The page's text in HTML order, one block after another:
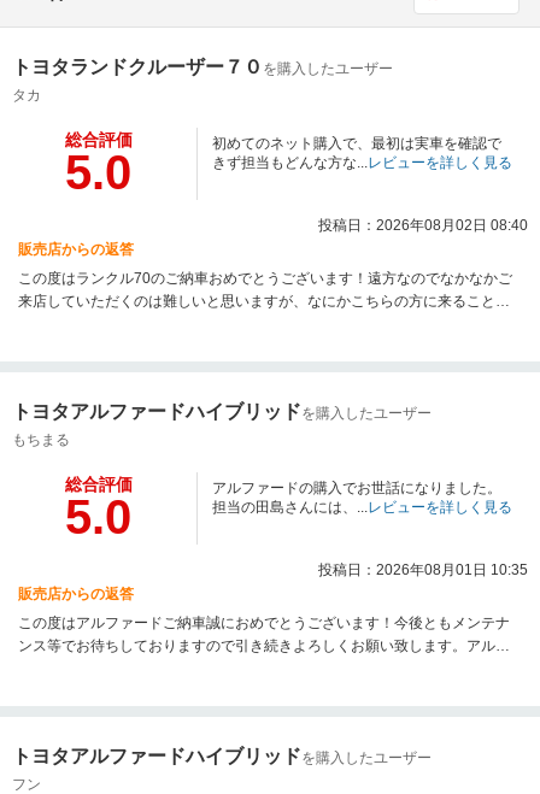
トヨタランドクルーザー７０ を購入したユーザー
タカ
総合評価
5.0
初めてのネット購入で、最初は実車を確認で
きず担当もどんな方な...レビューを詳しく見る
投稿日：2026年08月02日 08:40
販売店からの返答
この度はランクル70のご納車おめでとうございます！遠方なのでなかなかご
来店していただくのは難しいと思いますが、なにかこちらの方に来ることが
トヨタアルファードハイブリッドを購入したユーザー
もちまる
総合評価
5.0
アルファードの購入でお世話になりました。
担当の田島さんには、...レビューを詳しく見る
投稿日：2026年08月01日 10:35
販売店からの返答
この度はアルファードご納車誠におめでとうございます！今後ともメンテナ
ンス等でお待ちしておりますので引き続きよろしくお願い致します。アルフ
トヨタアルファードハイブリッドを購入したユーザー
フン